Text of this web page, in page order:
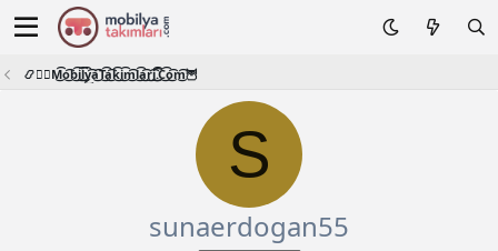
📿🧙‍♂️M͜͡o͜͡b͜͡i͜͡l͜͡y͜͡a͜͡T͜͡a͜͡k͜͡i͜͡m͜͡l͜͡a͜͡r͜͡i͜͡.͜͡C͜͡o͜͡m͜͡🦉
S
sunaerdogan55